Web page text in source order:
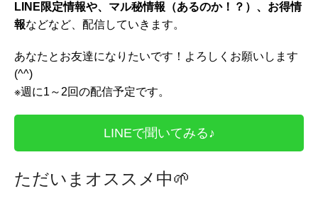
LINE限定情報や、マル秘情報（あるのか！？）、お得情
報などなど、配信していきます。
あなたとお友達になりたいです！よろしくお願いします
(^^)
※週に1～2回の配信予定です。
LINEで聞いてみる♪
ただいまオススメ中🌱